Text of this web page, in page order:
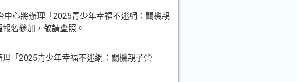
心將辦理「2025青少年幸福不迷網：關機親
名參加，敬請查照。
「2025青少年幸福不迷網：關機親子營